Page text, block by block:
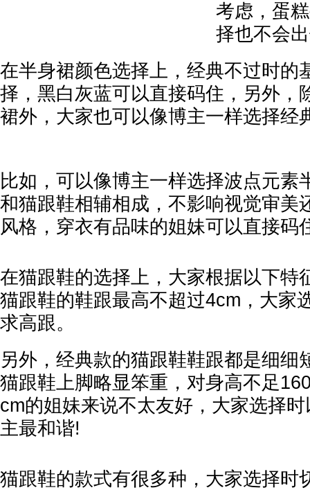
考虑，蛋
择也不会
在半身裙颜色选择上，经典不过时的
择，黑白灰蓝可以直接码住，另外，
裙外，大家也可以像博主一样选择经
比如，可以像博主一样选择波点元素
和猫跟鞋相辅相成，不影响视觉审美
风格，穿衣有品味的姐妹可以直接码
在猫跟鞋的选择上，大家根据以下特
猫跟鞋的鞋跟最高不超过4cm，大家
求高跟。
另外，经典款的猫跟鞋鞋跟都是细细
猫跟鞋上脚略显笨重，对身高不足
cm的姐妹来说不太友好，大家选择
主最和谐!
猫跟鞋的款式有很多种，大家选择时